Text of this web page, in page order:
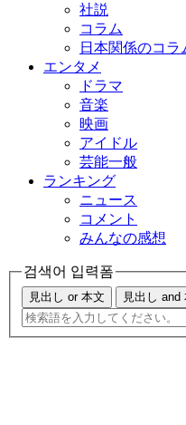
社説
コラム
日本関係のコラ
エンタメ
ドラマ
音楽
映画
アイドル
芸能一般
ランキング
ニュース
コメント
みんなの感想
검색어 입력폼
見出し or 本文 見出し and